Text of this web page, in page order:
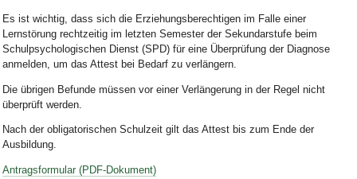
Es ist wichtig, dass sich die Erziehungsberechtigen im Falle einer
Lernstörung rechtzeitig im letzten Semester der Sekundarstufe beim
Schulpsychologischen Dienst (SPD) für eine Überprüfung der Diagnose
anmelden, um das Attest bei Bedarf zu verlängern.
Die übrigen Befunde müssen vor einer Verlängerung in der Regel nicht
überprüft werden.
Nach der obligatorischen Schulzeit gilt das Attest bis zum Ende der
Ausbildung.
Antragsformular (PDF-Dokument)